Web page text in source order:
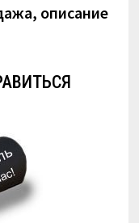
описание